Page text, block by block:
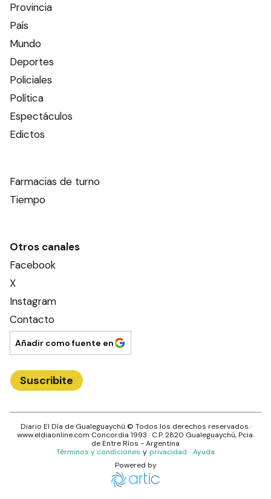
Provincia
País
Mundo
Deportes
Policiales
Política
Espectáculos
Edictos
Farmacias de turno
Tiempo
Otros canales
Facebook
X
Instagram
Contacto
Añadir como fuente en
Suscribite
Diario El Día de Gualeguaychú © Todos los derechos reservados.·
www.eldiaonline.com Concordia 1993 · C.P.2820 Gualeguaychú, Pcia.
deEntre Ríos - Argentina
Términos y condiciones y privacidad · Ayuda
Powered by